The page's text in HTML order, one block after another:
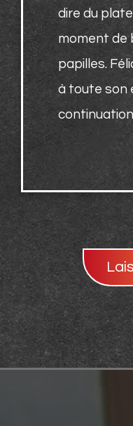
dire du
moment de
papilles.
à toute son